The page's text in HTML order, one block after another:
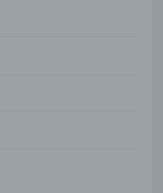
Person, dem
unter der
befugt sind, die